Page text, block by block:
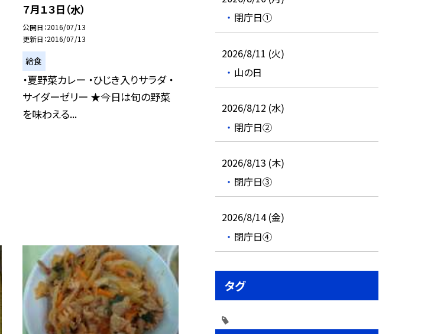
７月１３日（水）
公開日 2016/07/13
更新日 2016/07/13
給食
・夏野菜カレー ・ひじき入りサラダ ・
サイダーゼリー ★今日は旬の野菜
を味わえる...
閉庁日①
2026/8/11 (火)
山の日
2026/8/12 (水)
閉庁日②
2026/8/13 (木)
閉庁日③
2026/8/14 (金)
閉庁日④
タグ